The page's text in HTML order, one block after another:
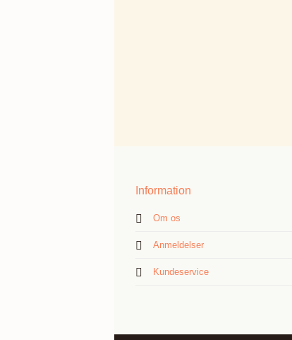
Information
Om os
Anmeldelser
Kundeservice